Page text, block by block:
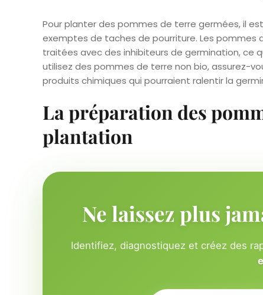
Pour planter des pommes de terre germées, il
exemptes de taches de pourriture. Les pommes
traitées avec des inhibiteurs de germination, ce
utilisez des pommes de terre non bio, assurez-
produits chimiques qui pourraient ralentir la
La préparation des
plantation
Ne laissez plus
Identifiez, diagnostiquez et créez des